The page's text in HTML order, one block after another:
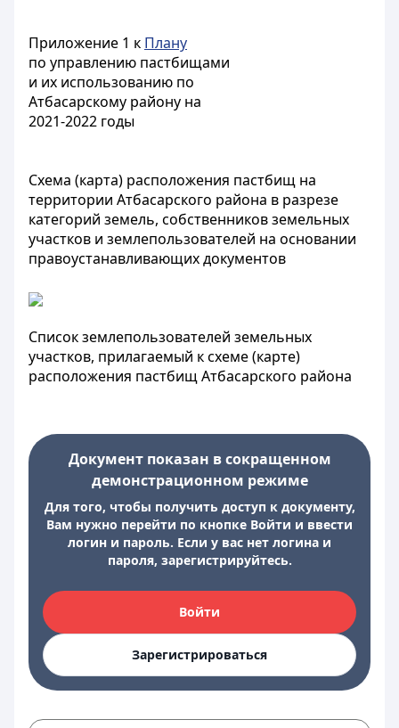
Приложение 1 к Плану
по управлению пастбищами
и их использованию по
Атбасарскому району на
2021-2022 годы
Схема (карта) расположения пастбищ на
территории Атбасарского района в разрезе
категорий земель, собственников земельных
участков и землепользователей на основании
правоустанавливающих документов
Список землепользователей земельных
участков, прилагаемый к схеме (карте)
расположения пастбищ Атбасарского района
Документ показан в сокращенном
демонстрационном режиме
Для того, чтобы получить доступ к документу,
Вам нужно перейти по кнопке Войти и ввести
логин и пароль. Если у вас нет логина и
пароля, зарегистрируйтесь.
Войти
Зарегистрироваться